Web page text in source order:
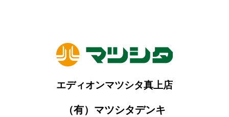
エディオンマツシタ真上店
（有）マツシタデンキ